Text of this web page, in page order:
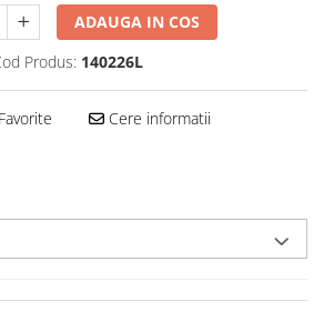
ADAUGA IN COS
Produs: 140226L
Cere informatii